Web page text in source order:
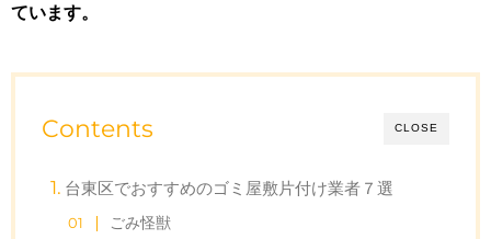
ています。
CLOSE
Contents
台東区でおすすめのゴミ屋敷片付け業者７選
ごみ怪獣